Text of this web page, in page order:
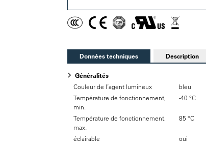
Données techniques Description
Généralités
Couleur de l’agent lumineux
bleu
Température de fonctionnement,
min.
-40 °C
Température de fonctionnement,
max.
85 °C
éclairable
oui